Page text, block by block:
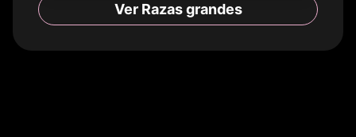
Ver Razasgrandes